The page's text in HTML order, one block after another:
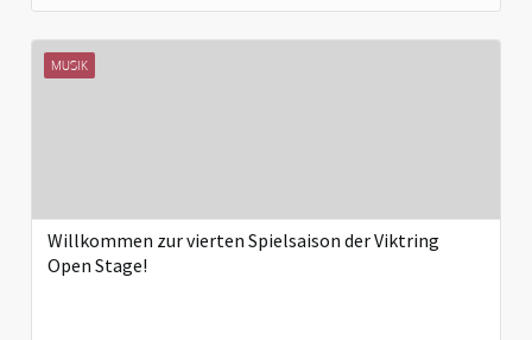
MUSIK
Willkommen zur vierten Spielsaison der Viktring
Open Stage!